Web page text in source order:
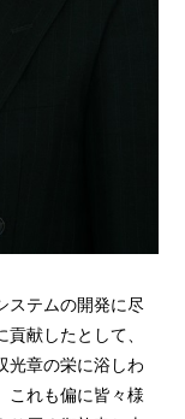
ステムの開発に尽
献したとして、
光章の栄に浴しわ
これも偏に皆々様